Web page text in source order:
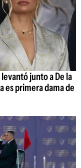
junto a De la
es primera dama de